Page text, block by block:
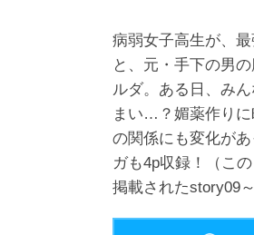
病弱女子高生が、
と、元・手下の男
ルダ。ある日、み
まい…？媚薬作り
の関係にも変化が
ガも4p収録！（こ
掲載されたstory09